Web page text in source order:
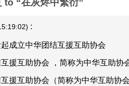
to “在灰烬中繁衍”
:
成立中华团结互援互助协会
援互助协会 ，简称为中华互助协
援互助协会（简称为中华互助协